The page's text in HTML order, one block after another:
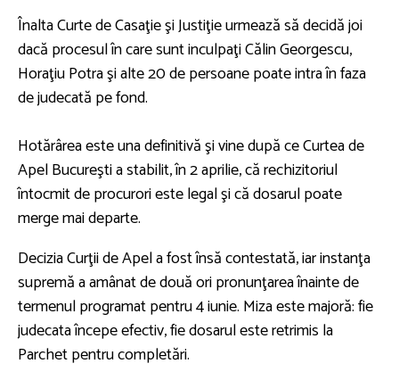
Înalta Curte de Casaţie şi Justiţie urmează să decidă joi
dacă procesul în care sunt inculpaţi Călin Georgescu,
Horaţiu Potra şi alte 20 de persoane poate intra în faza
de judecată pe fond.
Hotărârea este una definitivă şi vine după ce Curtea de
Apel Bucureşti a stabilit, în 2 aprilie, că rechizitoriul
întocmit de procurori este legal şi că dosarul poate
merge mai departe.
Decizia Curţii de Apel a fost însă contestată, iar instanţa
supremă a amânat de două ori pronunţarea înainte de
termenul programat pentru 4 iunie. Miza este majoră: fie
judecata începe efectiv, fie dosarul este retrimis la
Parchet pentru completări.